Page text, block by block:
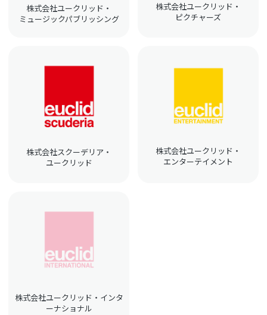
株式会社ユークリッド・
ミュージックパブリッシング
株式会社ユークリッド・
ピクチャーズ
株式会社スクーデリア・
ユークリッド
株式会社ユークリッド・
エンターテイメント
株式会社ユークリッド・インタ
ーナショナル